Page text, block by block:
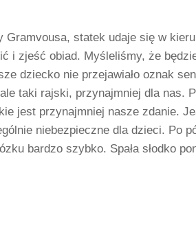
Gramvousa, statek udaje się w
i zjeść obiad. Myśleliśmy, że
dziecko nie przejawiało oznak
taki rajski, przynajmniej dla nas.
jest przynajmniej nasze zdanie.
niebezpieczne dla dzieci. Po
bardzo szybko. Spała słodko